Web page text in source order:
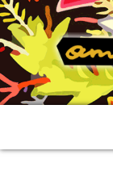
springen
springen